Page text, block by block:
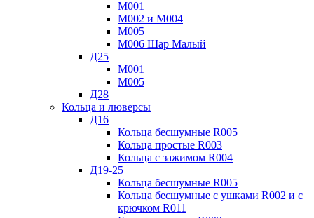
М001
М002 и М004
М005
М006 Шар Малый
Д25
М001
М005
Д28
Кольца и люверсы
Д16
Кольца бесшумные R005
Кольца простые R003
Кольца с зажимом R004
Д19-25
Кольца бесшумные R005
Кольца бесшумные с ушками R002 и с
крючком R011